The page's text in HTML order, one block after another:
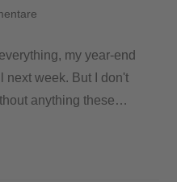
my year-end
next week. But I don't
anything these…